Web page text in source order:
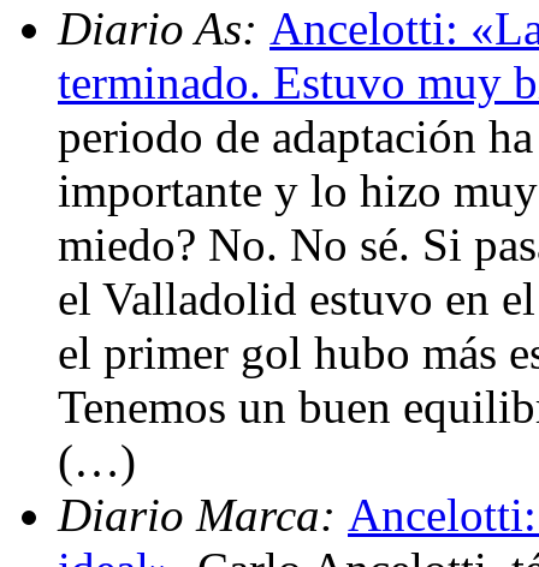
Diario As: Ancelotti:
terminado. Estuvo muy
periodo de adaptación
importante y lo hizo
miedo? No. No sé. Si
el Valladolid estuvo en
el primer gol hubo más
Tenemos un buen
(…)
Diario Marca: